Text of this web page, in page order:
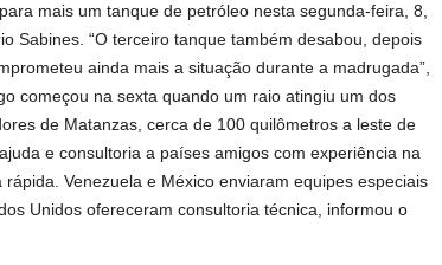
mais um tanque de petróleo nesta segunda-feira, 8,
Sabines. “O terceiro tanque também desabou, depois
ainda mais a situação durante a madrugada”,
começou na sexta quando um raio atingiu um dos
de Matanzas, cerca de 100 quilômetros a leste de
e consultoria a países amigos com experiência na
Venezuela e México enviaram equipes especiais
Unidos ofereceram consultoria técnica, informou o